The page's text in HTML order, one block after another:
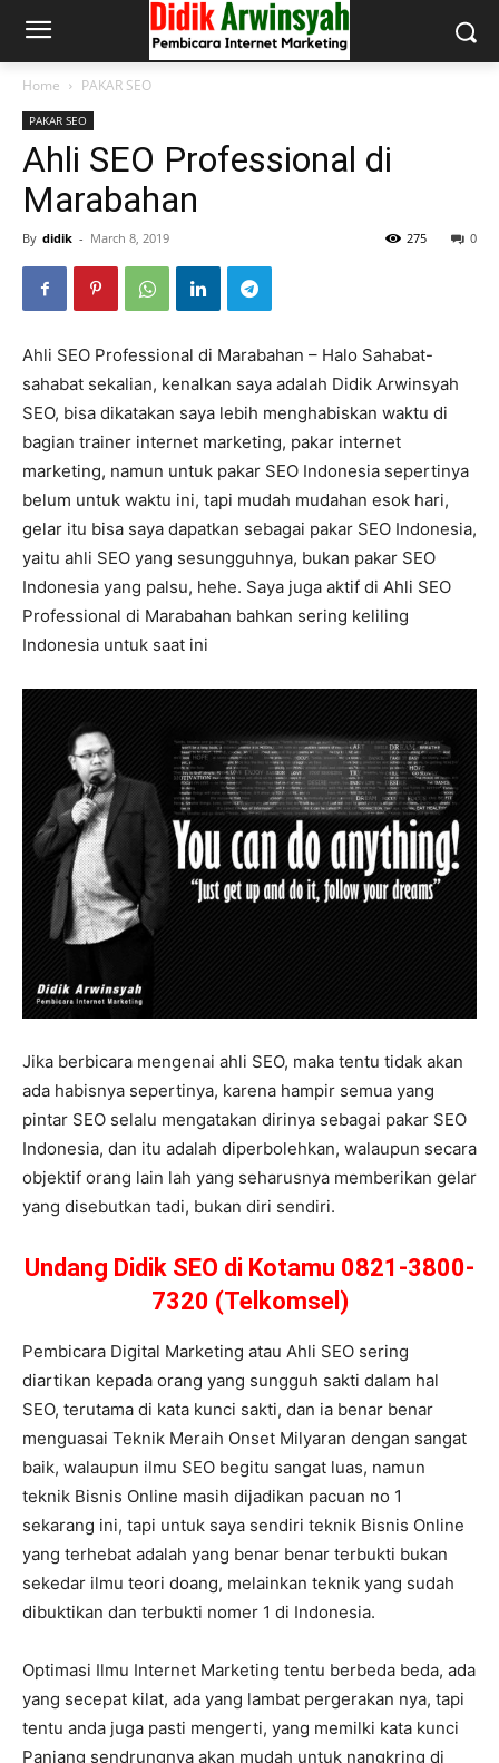
Home PAKAR SEO
PAKAR SEO
Ahli SEO Professional di
Marabahan
By didik - March 8, 2019 0
275
Ahli SEO Professional di Marabahan – Halo Sahabat-
sahabat sekalian, kenalkan saya adalah Didik Arwinsyah
SEO, bisa dikatakan saya lebih menghabiskan waktu di
bagian trainer internet marketing, pakar internet
marketing, namun untuk pakar SEO Indonesia sepertinya
belum untuk waktu ini, tapi mudah mudahan esok hari,
gelar itu bisa saya dapatkan sebagai pakar SEO Indonesia,
yaitu ahli SEO yang sesungguhnya, bukan pakar SEO
Indonesia yang palsu, hehe. Saya juga aktif di Ahli SEO
Professional di Marabahan bahkan sering keliling
Indonesia untuk saat ini
Jika berbicara mengenai ahli SEO, maka tentu tidak akan
ada habisnya sepertinya, karena hampir semua yang
pintar SEO selalu mengatakan dirinya sebagai pakar SEO
Indonesia, dan itu adalah diperbolehkan, walaupun secara
objektif orang lain lah yang seharusnya memberikan gelar
yang disebutkan tadi, bukan diri sendiri.
Undang Didik SEO di Kotamu 0821-3800-
7320 (Telkomsel)
Pembicara Digital Marketing atau Ahli SEO sering
diartikan kepada orang yang sungguh sakti dalam hal
SEO, terutama di kata kunci sakti, dan ia benar benar
menguasai Teknik Meraih Onset Milyaran dengan sangat
baik, walaupun ilmu SEO begitu sangat luas, namun
teknik Bisnis Online masih dijadikan pacuan no 1
sekarang ini, tapi untuk saya sendiri teknik Bisnis Online
yang terhebat adalah yang benar benar terbukti bukan
sekedar ilmu teori doang, melainkan teknik yang sudah
dibuktikan dan terbukti nomer 1 di Indonesia.
Optimasi Ilmu Internet Marketing tentu berbeda beda, ada
yang secepat kilat, ada yang lambat pergerakan nya, tapi
tentu anda juga pasti mengerti, yang memilki kata kunci
Panjang sendrungnya akan mudah untuk nangkring di